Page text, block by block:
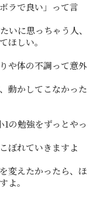
ラで良い」って言
いに思っちゃう人、
ほしい。
や体の不調って意外
動かしてこなかった
の勉強をずっとやっ
ぼれていきますよ
変えたかったら、ほ
よ。